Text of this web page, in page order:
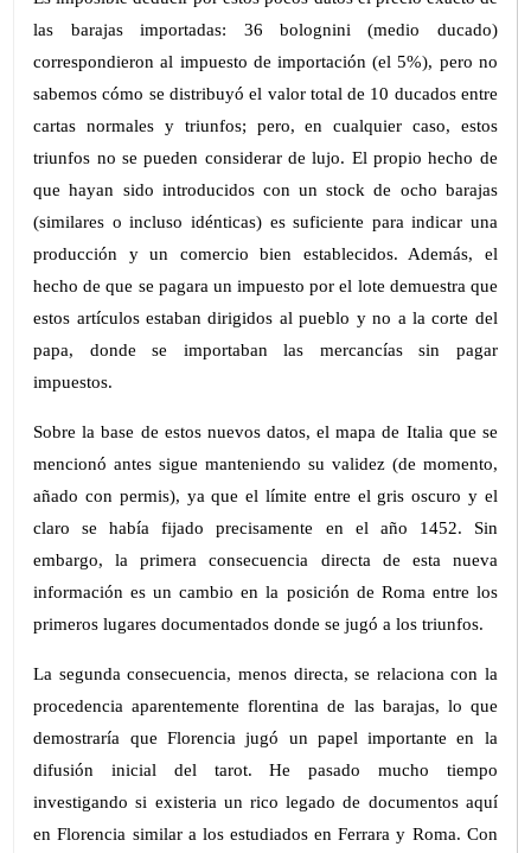
las barajas importadas: 36 bolognini (medio ducado)
correspondieron al impuesto de importación (el 5%), pero no
sabemos cómo se distribuyó el valor total de 10 ducados entre
cartas normales y triunfos; pero, en cualquier caso, estos
triunfos no se pueden considerar de lujo. El propio hecho de
que hayan sido introducidos con un stock de ocho barajas
(similares o incluso idénticas) es suficiente para indicar una
producción y un comercio bien establecidos. Además, el
hecho de que se pagara un impuesto por el lote demuestra que
estos artículos estaban dirigidos al pueblo y no a la corte del
papa, donde se importaban las mercancías sin pagar
impuestos.
Sobre la base de estos nuevos datos, el mapa de Italia que se
mencionó antes sigue manteniendo su validez (de momento,
añado con permis), ya que el límite entre el gris oscuro y el
claro se había fijado precisamente en el año 1452. Sin
embargo, la primera consecuencia directa de esta nueva
información es un cambio en la posición de Roma entre los
primeros lugares documentados donde se jugó a los triunfos.
La segunda consecuencia, menos directa, se relaciona con la
procedencia aparentemente florentina de las barajas, lo que
demostraría que Florencia jugó un papel importante en la
difusión inicial del tarot. He pasado mucho tiempo
investigando si existeria un rico legado de documentos aquí
en Florencia similar a los estudiados en Ferrara y Roma. Con